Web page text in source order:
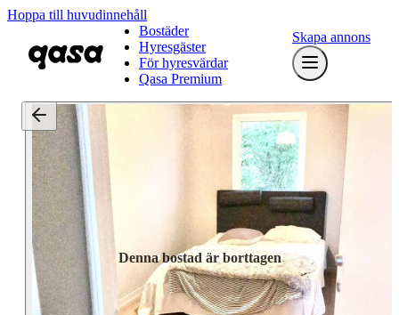
Hoppa till huvudinnehåll
Bostäder
Hyresgäster
För hyresvärdar
Qasa Premium
Skapa annons
Denna bostad är borttagen